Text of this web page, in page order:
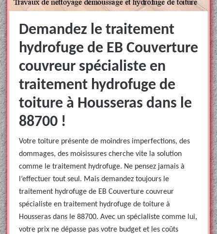
Demandez le traitement
hydrofuge de EB Couverture
couvreur spécialiste en
traitement hydrofuge de
toiture à Housseras dans le
88700 !
Votre toiture présente de moindres imperfections, des
dommages, des moisissures cherche vite la solution
comme le traitement hydrofuge. Ne pensez jamais à
l’effectuer tout seul. Mais demandez toujours le
traitement hydrofuge de EB Couverture couvreur
spécialiste en traitement hydrofuge de toiture à
Housseras dans le 88700. Avec un spécialiste comme lui,
votre prix ne dépasse pas votre budget et les coûts